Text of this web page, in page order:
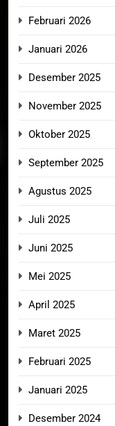
Februari 2026
Januari 2026
Desember 2025
November 2025
Oktober 2025
September 2025
Agustus 2025
Juli 2025
Juni 2025
Mei 2025
April 2025
Maret 2025
Februari 2025
Januari 2025
Desember 2024